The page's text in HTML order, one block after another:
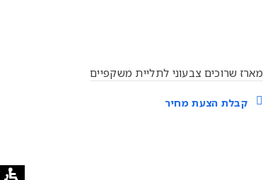
מארז שרוכים צבעוני לתליית משקפיים
קבלת הצעת מחיר